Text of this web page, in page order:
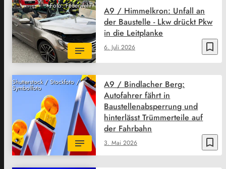
Foto: Feuerwehr
bookmark_border
6. Juli 2026
A9 / Himmelkron: Unfall an
der Baustelle - Lkw drückt Pkw
in die Leitplanke
Shutterstock / Stockfoto /
Symbolfoto
bookmark_border
3. Mai 2026
A9 / Bindlacher Berg:
Autofahrer fährt in
Baustellenabsperrung und
hinterlässt Trümmerteile auf
der Fahrbahn